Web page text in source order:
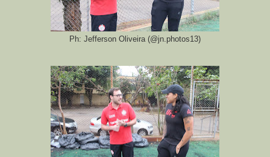
Ph: Jefferson Oliveira (@jn.photos13)